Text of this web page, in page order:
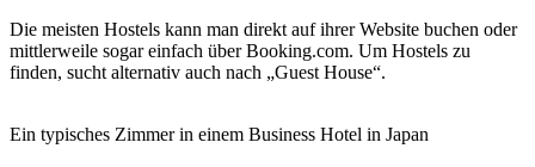
Die meisten Hostels kann man direkt auf ihrer Website buchen oder
mittlerweile sogar einfach über Booking.com. Um Hostels zu
finden, sucht alternativ auch nach „Guest House“.
Ein typisches Zimmer in einem Business Hotel in Japan